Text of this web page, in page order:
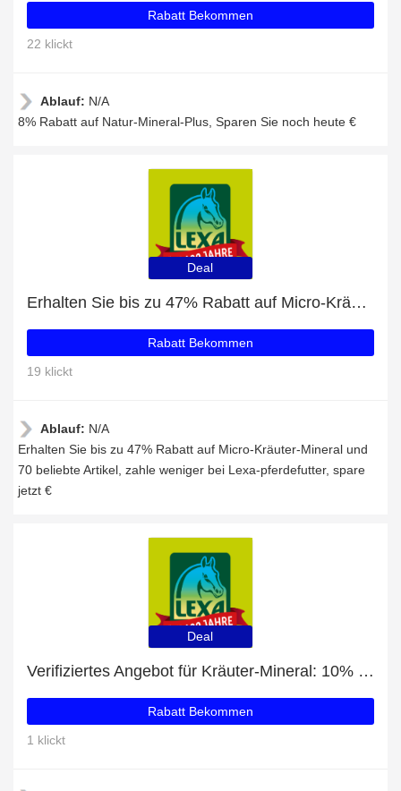
Rabatt Bekommen
22 klickt
Ablauf: N/A
8% Rabatt auf Natur-Mineral-Plus, Sparen Sie noch heute €
Deal
Erhalten Sie bis zu 47% Rabatt auf Micro-Kräuter-Mineral und 70 beliebte Artikel
Rabatt Bekommen
19 klickt
Ablauf: N/A
Erhalten Sie bis zu 47% Rabatt auf Micro-Kräuter-Mineral und
70 beliebte Artikel, zahle weniger bei Lexa-pferdefutter, spare
jetzt €
Deal
Verifiziertes Angebot für Kräuter-Mineral: 10% Rabatt
Rabatt Bekommen
1 klickt